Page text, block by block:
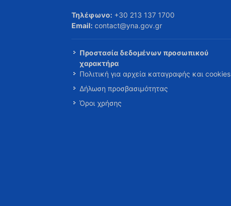
Τηλέφωνο: +30 213 137 1700
Email: contact@yna.gov.gr
Προστασία δεδομένων προσωπικού
χαρακτήρα
Πολιτική για αρχεία καταγραφής και cookies
Δήλωση προσβασιμότητας
Όροι χρήσης